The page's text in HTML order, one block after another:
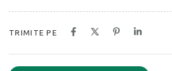
TRIMITE PE